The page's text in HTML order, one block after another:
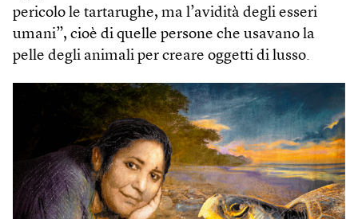
pericolo le tartarughe, ma l’avidità degli esseri
umani”, cioè di quelle persone che usavano la
pelle degli animali per creare oggetti di lusso.